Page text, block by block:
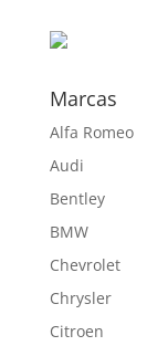
Marcas
Alfa Romeo
Audi
Bentley
BMW
Chevrolet
Chrysler
Citroen